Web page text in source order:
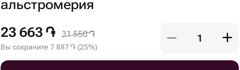
альстромерия
23 663 ֏ 31 550֏
Вы сохраните 7 887 ֏ (25%)